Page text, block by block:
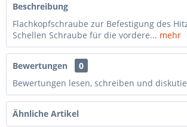
Beschreibung
Flachkopfschraube zur Befestigung des
Schellen Schraube für die vordere... mehr
Bewertungen
0
Bewertungen lesen, schreiben und
Ähnliche Artikel